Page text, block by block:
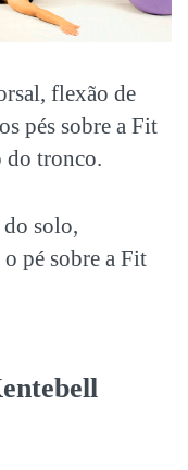
flexão de
pés sobre a Fit
do tronco.
solo,
pé sobre a Fit